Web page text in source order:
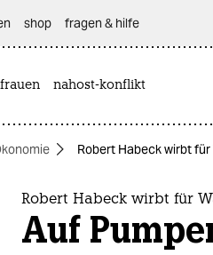
shop fragen & hilfe
nahost-konflikt
Robert Habeck wirbt
Robert Habeck wirbt für
Auf